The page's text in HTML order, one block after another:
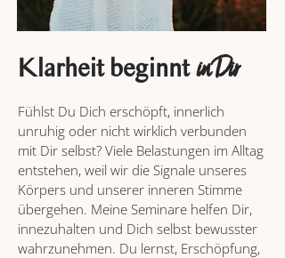
Klarheit beginntin Dir
Fühlst Du Dich erschöpft, innerlich
unruhig oder nicht wirklich verbunden
mit Dir selbst? Viele Belastungen im Alltag
entstehen, weil wir die Signale unseres
Körpers und unserer inneren Stimme
übergehen. Meine Seminare helfen Dir,
innezuhalten und Dich selbst bewusster
wahrzunehmen. Du lernst, Erschöpfung,